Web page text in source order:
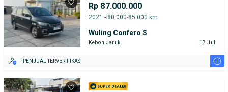
Rp 87.000.000
2021 - 80.000-85.000 km
Wuling Confero S
Kebon Jeruk 17 Jul
PENJUAL TERVERIFIKASI i